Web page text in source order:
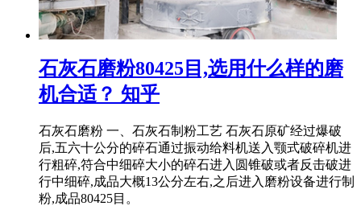
石灰石磨粉80425目,选用什么样的磨
机合适？ 知乎
石灰石磨粉 一、石灰石制粉工艺 石灰石原矿经过爆破
后,五六十公分的碎石通过振动给料机送入颚式破碎机进
行粗碎,符合中细碎大小的碎石进入圆锥破或者反击破进
行中细碎,成品大概13公分左右,之后进入磨粉设备进行制
粉,成品80425目。